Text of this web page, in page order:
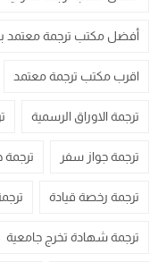
أفضل مكتب ترجمة معتمد
اقرب مكتب ترجمة معتمد
ترجمة الاوراق الرسمية
ترجمة جواز سفر ترجمة
ترجمة رخصة قيادة
ترجمة شهادة تخرج جامعية